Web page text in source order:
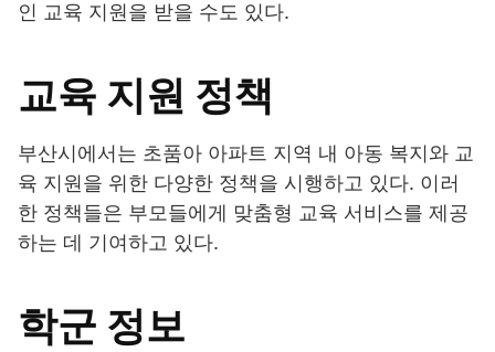
인 교육 지원을 받을 수도 있다.
교육 지원 정책
부산시에서는 초품아 아파트 지역 내 아동 복지와 교
육 지원을 위한 다양한 정책을 시행하고 있다. 이러
한 정책들은 부모들에게 맞춤형 교육 서비스를 제공
하는 데 기여하고 있다.
학군 정보